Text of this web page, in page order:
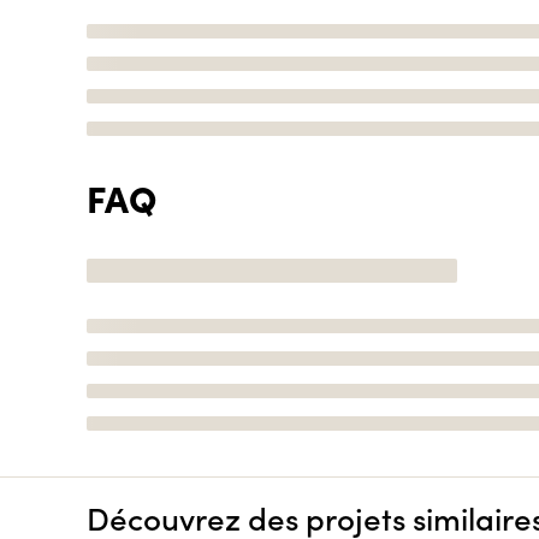
FAQ
Découvrez des projets